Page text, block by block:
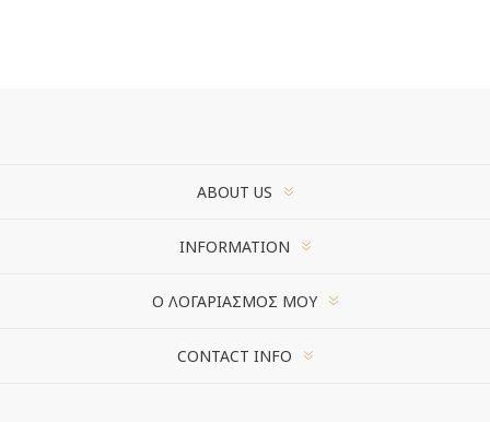
ABOUT US
INFORMATION
Ο ΛΟΓΑΡΙΑΣΜΌΣ ΜΟΥ
CONTACT INFO